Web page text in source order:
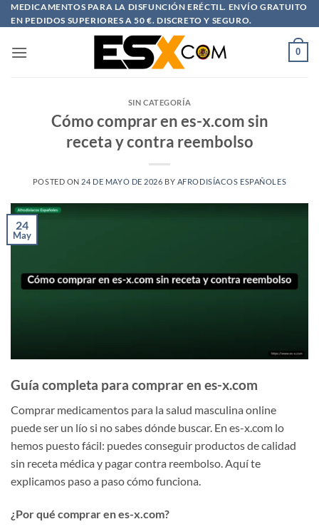
Saltar
al
MEDICAMENTOS PARA LA DISFUNCIÓN ERÉCTIL. ENVÍO GRATUITO
EN PEDIDOS SUPERIORES A 50 €. DISCRETO Y SEGURO.
0
SIN CATEGORÍA
Cómo comprar en es-x.com sin
receta y contra reembolso
POSTED ON 24 DE MAYO DE 2026 BY AFRODISÍACOS ESPAÑOLES
24
May
Guía completa para comprar en es-x.com
Comprar medicamentos para la salud masculina online
puede ser un lío si no sabes dónde buscar. En es-x.com lo
hemos puesto fácil: puedes conseguir productos de calidad
sin receta médica y pagar contra reembolso. Aquí te
explicamos paso a paso cómo funciona.
¿Por qué comprar en es-x.com?